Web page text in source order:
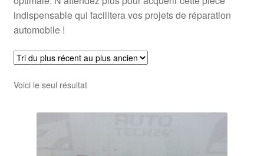
indispensable qui facilitera vos projets de réparation
automobile !
Voici le seul résultat